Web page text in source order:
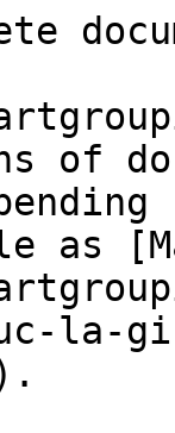
of
as
la-